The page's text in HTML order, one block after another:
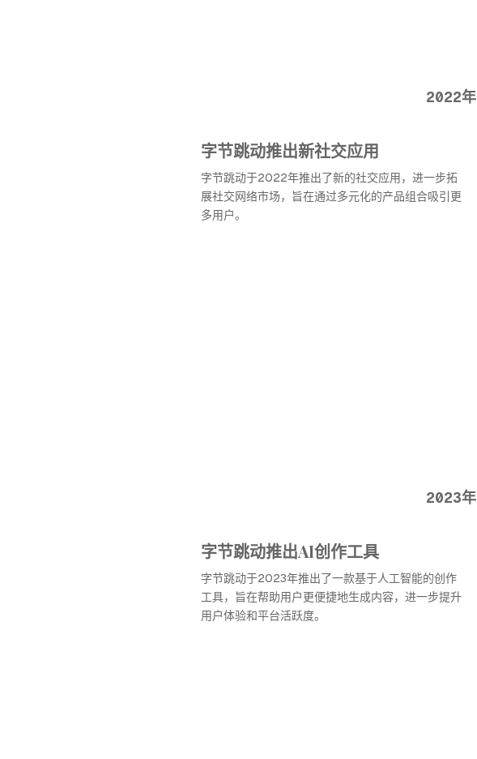
2022年
字节跳动推出新社交应用
字节跳动于2022年推出了新的社交应用，进一步拓
展社交网络市场，旨在通过多元化的产品组合吸引更
多用户。
2023年
字节跳动推出AI创作工具
字节跳动于2023年推出了一款基于人工智能的创作
工具，旨在帮助用户更便捷地生成内容，进一步提升
用户体验和平台活跃度。